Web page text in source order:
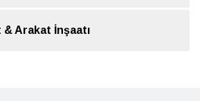
Arakat İnşaatı